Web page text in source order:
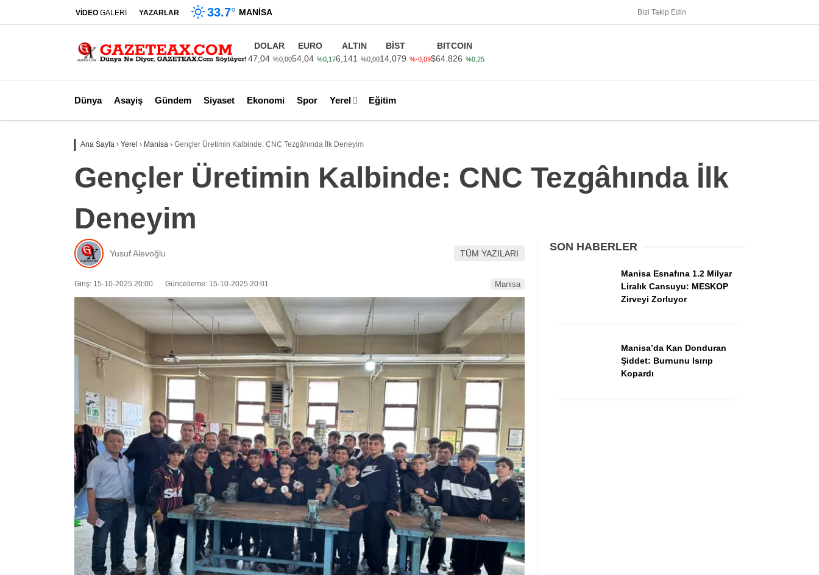
Dünya
Asayiş
Siyaset
VİDEO GALERİ YAZARLAR 33.7° MANISA Bizi Takip Edin
DOLAR
47,04 %0,00
EURO
54,04 %0,17
ALTIN
6,141
%0,00
BİST
14,079 %-0,09
BITCOIN
$64.826 %0,25
Dünya Asayiş Gündem Siyaset Ekonomi Spor Yerel Eğitim
Ana Sayfa › Yerel › Manisa › Gençler Üretimin Kalbinde: CNC Tezgâhında İlk Deneyim
Gençler Üretimin Kalbinde: CNC Tezgâhında İlk
Deneyim
Yusuf Alevoğlu TÜM YAZILARI
Giriş: 15-10-2025 20:00 Güncelleme: 15-10-2025 20:01 Manisa
SON HABERLER
Manisa Esnafına 1.2 Milyar
Liralık Cansuyu: MESKOP
Zirveyi Zorluyor
Manisa’da Kan Donduran
Şiddet: Burnunu Isırıp
Kopardı